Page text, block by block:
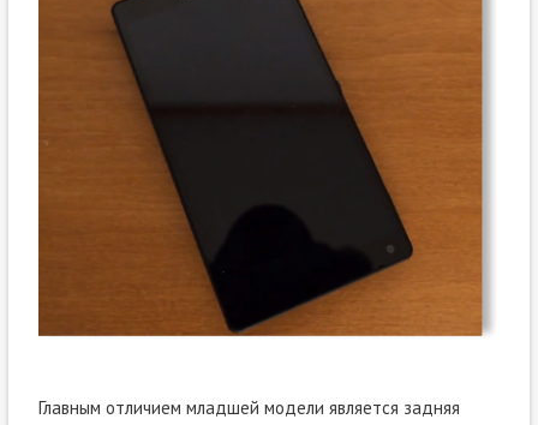
Главным отличием младшей модели является задняя